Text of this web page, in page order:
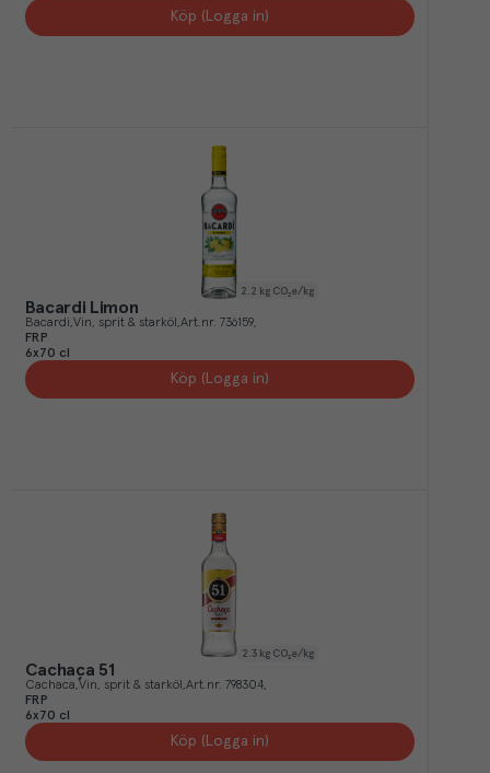
Köp (Logga in)
2.2 kg CO₂e/kg
Bacardi Limon
Bacardi Vin, sprit & starköl Art.nr. 736159
FRP
6x70 cl
Köp (Logga in)
2.3 kg CO₂e/kg
Cachaça 51
Cachaca Vin, sprit & starköl Art.nr. 798304
FRP
6x70 cl
Köp (Logga in)